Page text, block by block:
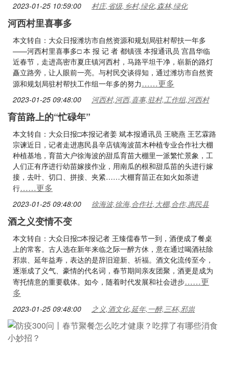
2023-01-25 10:59:00 村庄,省级,乡村,绿化,森林,绿化
河西村里喜事多
本文转自：大众日报潍坊市自然资源和规划局驻村帮扶一年多
——河西村里喜事多□ 本 报 记 者 都镇强 本报通讯员 宫昌华临
近春节，走进高密市夏庄镇河西村，马路平坦干净，崭新的路灯
矗立路旁，让人眼前一亮。与村民交谈得知，通过潍坊市自然资
源和规划局驻村帮扶工作组一年多的努力……更多
2023-01-25 09:48:00 河西村,河西,喜事,驻村,工作组,河西村
育苗路上的“忙碌年”
本文转自：大众日报□本报记者姜 斌本报通讯员 王晓燕 王艺霖路
宗谏近日，记者走进惠民县辛店镇海波苗木种植专业合作社大棚
种植基地，育苗大户徐海波的甜瓜育苗大棚里一派繁忙景象，工
人们正有序进行幼苗嫁接作业，用南瓜的根和甜瓜苗的头进行嫁
接，去叶、切口、拼接、夹紧……大棚育苗正在如火如荼进
行……更多
2023-01-25 09:48:00 徐海波,徐海,合作社,大棚,合作,惠民县
酒之义变情不变
本文转自：大众日报□本报记者 王臻儒春节一到，酒便成了餐桌
上的常客。古人选在新年来临之际一醉方休，意在通过喝酒祛除
邪祟、延年益寿，表达的是辞旧迎新、祈福。酒文化流传至今，
逐渐成了义气、豪情的代名词，春节期间亲友团聚，酒更是成为
寄托情意的重要载体。如今，随着时代发展和社会进步……更
多
2023-01-25 09:48:00 之义,酒文化,延年,一醉,三杯,邪祟